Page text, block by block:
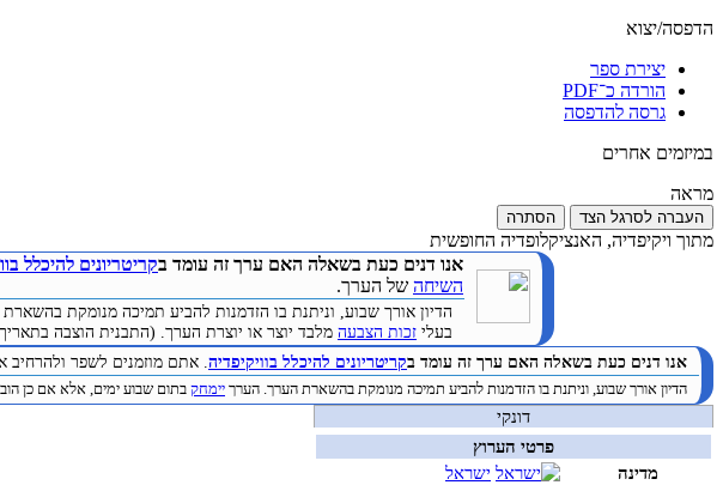
הדפסה/יצוא
יצירת ספר
הורדה כ־PDF
גרסה להדפסה
במיזמים אחרים
מראה
העברה לסרגל הצד הסתרה
מתוך ויקיפדיה, האנציקלופדיה החופשית
אנו דנים כעת בשאלה האם ערך זה עומד בקריטריונים להיכלל
השיחה של הערך.
הדיון אורך שבוע, וניתנת בו הזדמנות להביע תמיכה מנומקת
בעלי זכות הצבעה מלבד יוצר או יוצרת הערך. (התבנית הוצבה בתאריך 25.11.2025).
אנו דנים כעת בשאלה האם ערך זה עומד בקריטריונים להיכלל בוויקיפדיה. אתם מוזמנים לשפר
הדיון אורך שבוע, וניתנת בו הזדמנות להביע תמיכה מנומקת בהשארת הערך. הערך יימחק בתום שבוע ימים, אלא אם כן
דונקי
פרטי הערוץ
מדינה
ישראל